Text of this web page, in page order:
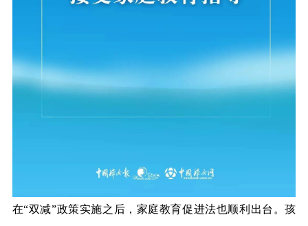
在“双减”政策实施之后，家庭教育促进法也顺利出台。孩